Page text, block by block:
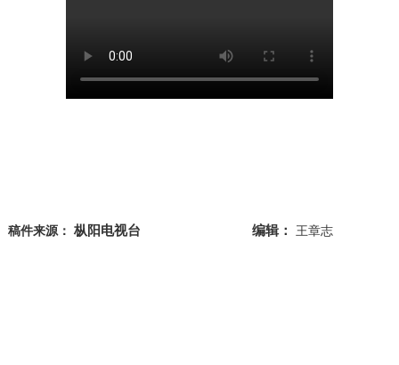
稿件来源： 枞阳电视台 编辑： 王章志